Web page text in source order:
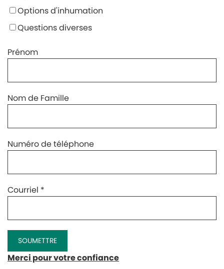
Options d'inhumation
Questions diverses
Prénom
Nom de Famille
Numéro de téléphone
Courriel *
Merci pour votre confiance